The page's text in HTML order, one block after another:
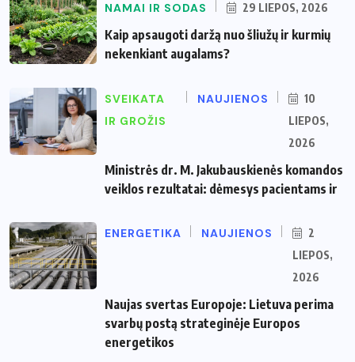
NAMAI IR SODAS 29 LIEPOS, 2026
Kaip apsaugoti daržą nuo šliužų ir kurmių
nekenkiant augalams?
SVEIKATA
IR GROŽIS
NAUJIENOS
10
LIEPOS,
2026
Ministrės dr. M. Jakubauskienės komandos
veiklos rezultatai: dėmesys pacientams ir
ENERGETIKA NAUJIENOS
2
LIEPOS,
2026
Naujas svertas Europoje: Lietuva perima
svarbų postą strateginėje Europos
energetikos